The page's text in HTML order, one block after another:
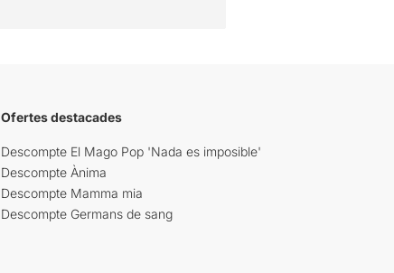
Ofertes destacades
Descompte El Mago Pop 'Nada es imposible'
Descompte Ànima
Descompte Mamma mia
Descompte Germans de sang